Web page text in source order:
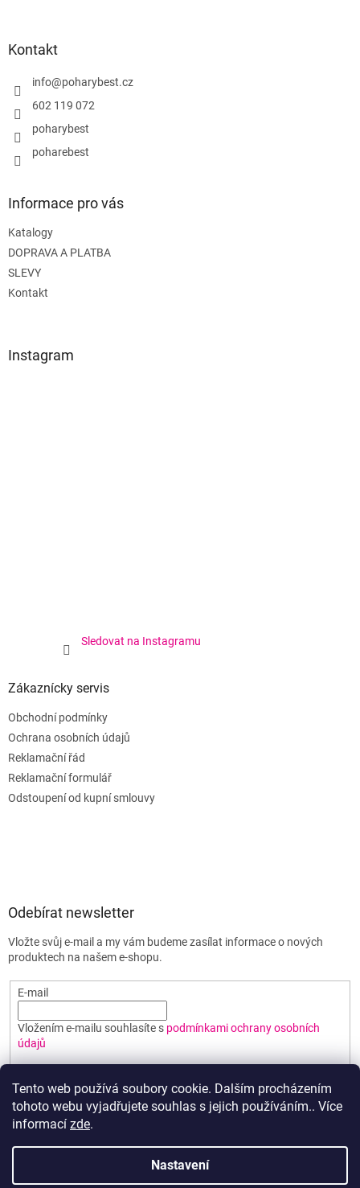
Tento web používá soubory cookie. Dalším procházením
tohoto webu vyjadřujete souhlas s jejich používáním.. Více
informací zde.
Nastavení
Kontakt
info@poharybest.cz
602 119 072
poharybest
poharebest
Informace pro vás
Katalogy
DOPRAVA A PLATBA
SLEVY
Kontakt
Instagram
Sledovat na Instagramu
Zákaznícky servis
Obchodní podmínky
Ochrana osobních údajů
Reklamační řád
Reklamační formulář
Odstoupení od kupní smlouvy
Odebírat newsletter
Vložte svůj e-mail a my vám budeme zasílat informace o nových
produktech na našem e-shopu.
E-mail
Vložením e-mailu souhlasíte s podmínkami ochrany osobních
údajů
PŘIHLÁSIT SE
Vytvořil Shoptet